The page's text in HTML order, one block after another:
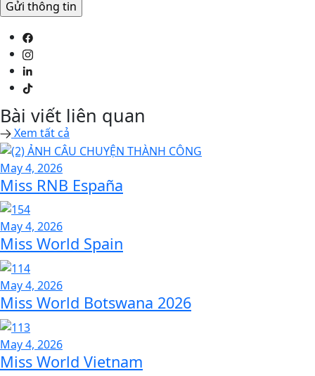
Bài viết liên quan
Xem tất cả
May 4, 2026
Miss RNB España
May 4, 2026
Miss World Spain
May 4, 2026
Miss World Botswana 2026
May 4, 2026
Miss World Vietnam